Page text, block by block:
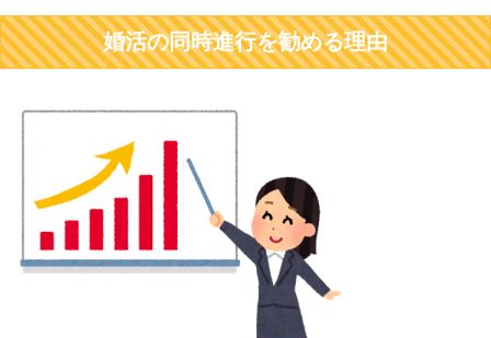
婚活の同時進行を勧める理由